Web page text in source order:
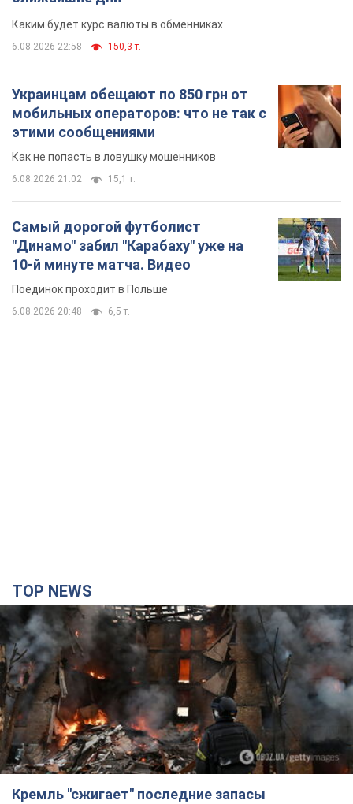
Каким будет курс валюты в обменниках
6.08.2026 22:58 150,3 т.
Украинцам обещают по 850 грн от
мобильных операторов: что не так с
этими сообщениями
Как не попасть в ловушку мошенников
6.08.2026 21:02 15,1 т.
Самый дорогой футболист
"Динамо" забил "Карабаху" уже на
10-й минуте матча. Видео
Поединок проходит в Польше
6.08.2026 20:48 6,5 т.
TOP NEWS
Кремль "сжигает" последние запасы